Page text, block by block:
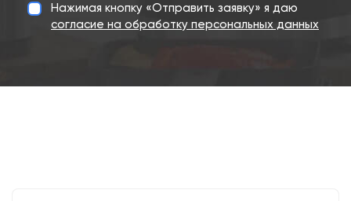
Нажимая кнопку «Отправить заявку» я даю
согласие на обработку персональных данных